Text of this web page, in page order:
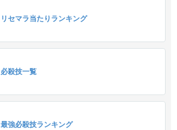
リセマラ当たりランキング
必殺技一覧
最強必殺技ランキング